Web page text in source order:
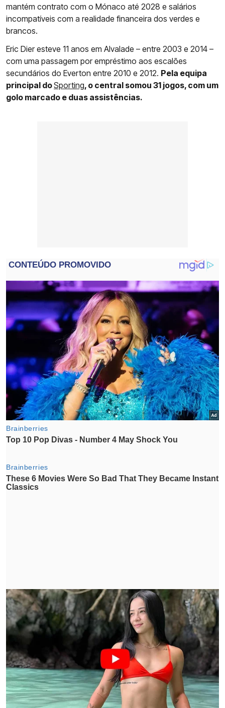
mantém contrato com o Mónaco até 2028 e salários
incompatíveis com a realidade financeira dos verdes e
brancos.
Eric Dier esteve 11 anos em Alvalade – entre 2003 e 2014 –
com uma passagem por empréstimo aos escalões
secundários do Everton entre 2010 e 2012. Pela equipa
principal doSporting, o central somou 31 jogos, com um
golo marcado e duas assistências.